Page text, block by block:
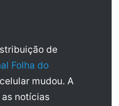
de
Folha do
mudou. A
notícias